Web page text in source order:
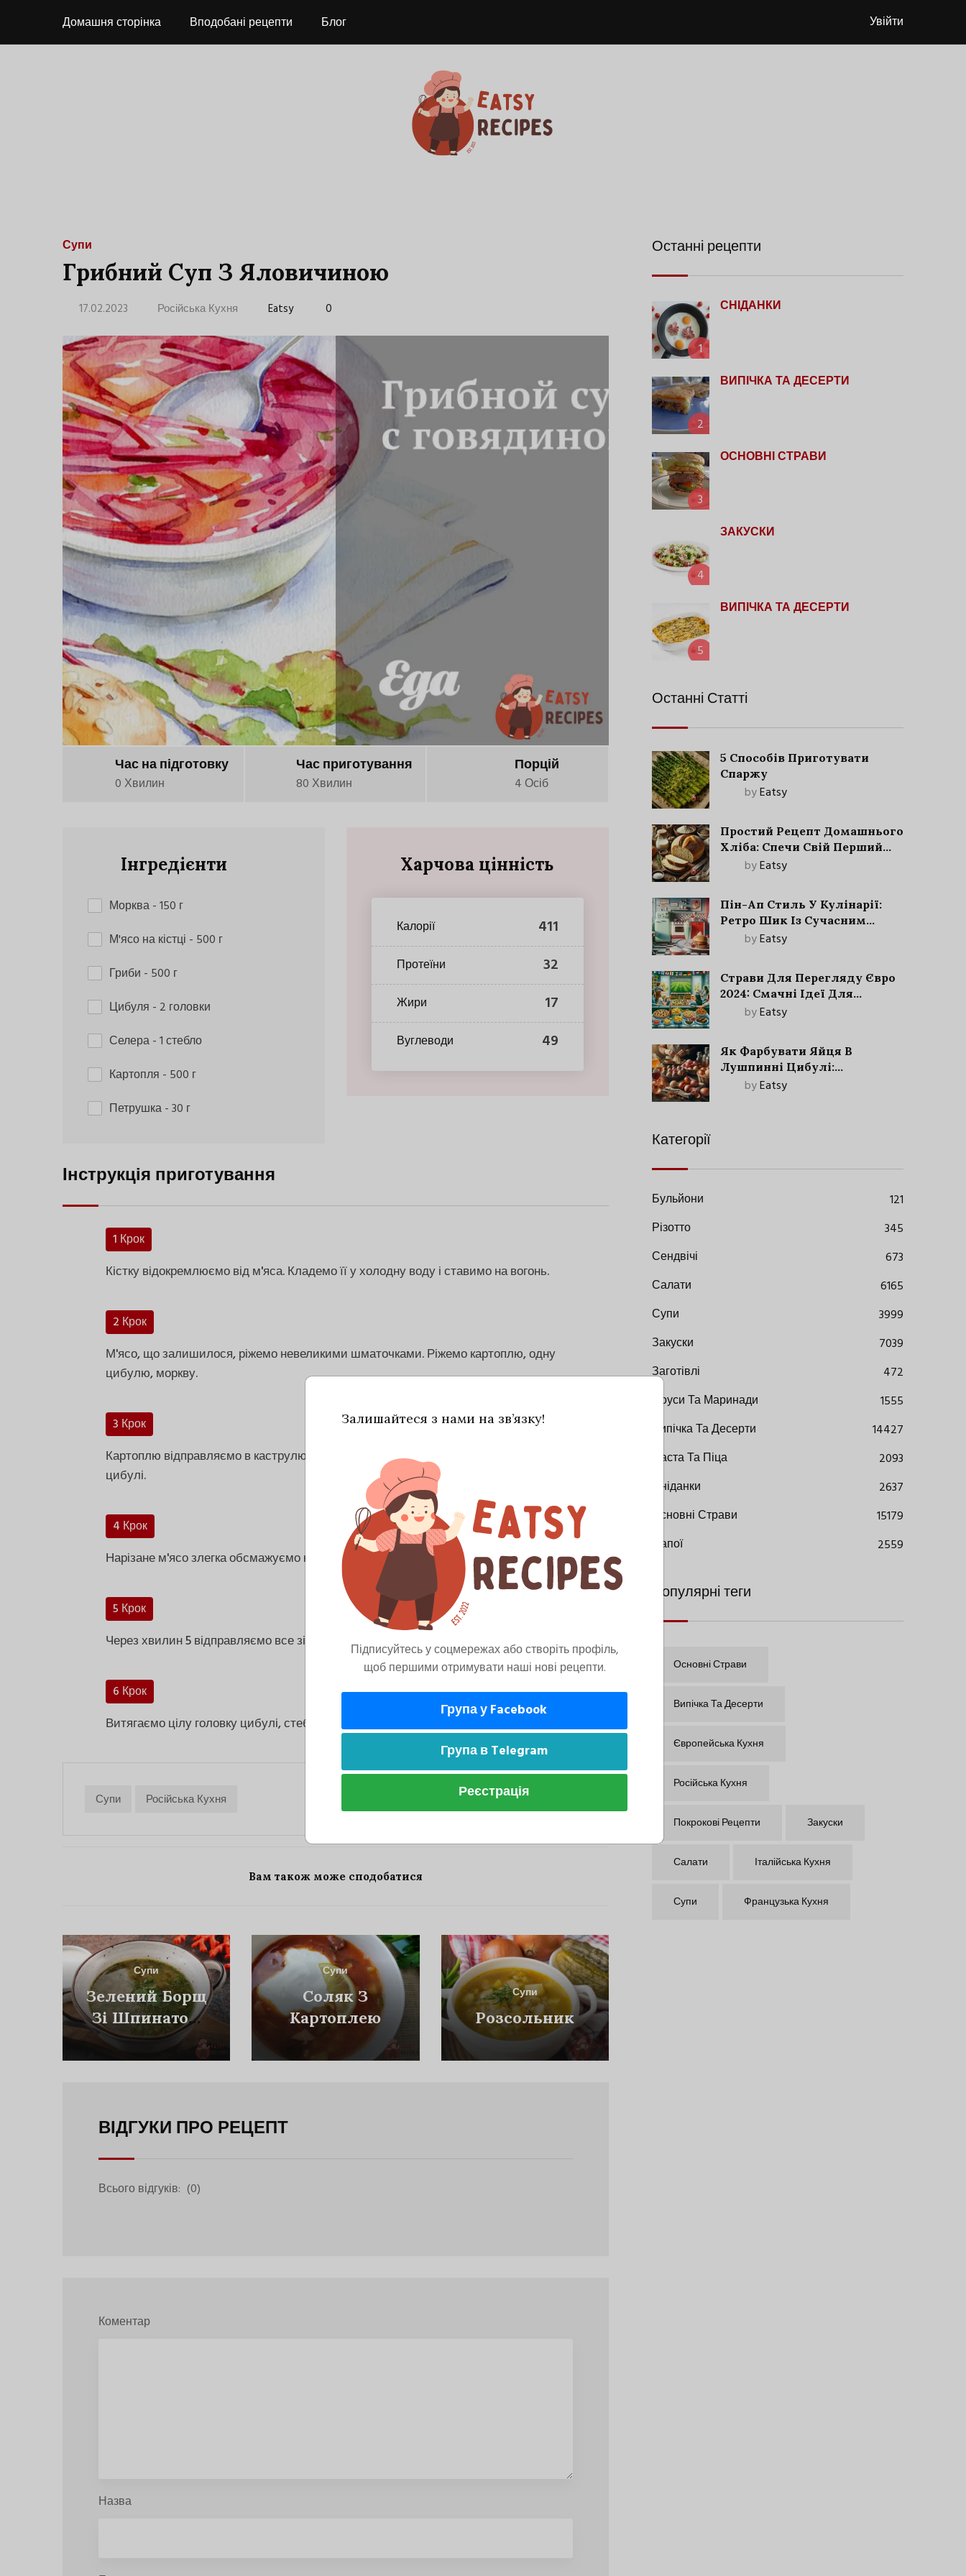
Домашня сторінка Вподобані рецепти Блог Увійти
Супи
Грибний Суп З Яловичиною
17.02.2023 Російська Кухня Eatsy 0
Час на підготовку
0 Хвилин
Час приготування
80 Хвилин
Порцій
4 Осіб
Інгредієнти
Морква- 150 г
М'ясо на кістці - 500 г
Гриби - 500 г
Цибуля - 2 головки
Селера- 1 стебло
Картопля - 500 г
Петрушка- 30 г
Харчова цінність
Калорії 411
Протеїни 32
Жири 17
Вуглеводи 49
Інструкція приготування
1 Крок
Кістку відокремлюємо від м'яса. Кладемо її у холодну воду і ставимо на вогонь.
2 Крок
М'ясо, що залишилося, ріжемо невеликими шматочками. Ріжемо картоплю, одну
цибулю, моркву.
3 Крок
Картоплю відправляємо в каструлю, туди ж кладемо стебло селери та цілу головку
цибулі.
4 Крок
Нарізане м'ясо злегка обсмажуємо на сковороді, додаємо цибулю, моркву та гриби.
5 Крок
Через хвилин 5 відправляємо все зі сковорідки до каструля. Варимо хвилин 20.
6 Крок
Витягаємо цілу головку цибулі, стебло селери, додаємо рубану петрушку.
Супи Російська Кухня
Вам також може сподобатися
Супи
Зелений Борщ
Зі Шпинатом
Та Щавлем
Супи
Соляк З
Картоплею
Супи
Розсольник
ВІДГУКИ ПРО РЕЦЕПТ
Всього відгуків: (0)
Коментар
Назва
Останні рецепти
1
СНІДАНКИ
2
ВИПІЧКА ТА ДЕСЕРТИ
3
ОСНОВНІ СТРАВИ
4
ЗАКУСКИ
5
ВИПІЧКА ТА ДЕСЕРТИ
Останні Статті
5 Способів Приготувати
Спаржу
byEatsy
Простий Рецепт Домашнього
Хліба: Спечи Свій Перший
Запашний Хліб!
byEatsy
Пін-Ап Стиль У Кулінарії:
Ретро Шик Із Сучасним
Акцентом
byEatsy
Страви Для Перегляду Євро
2024: Смачні Ідеї Для
Футбольного Свята
byEatsy
Як Фарбувати Яйця В
Лушпинні Цибулі:
Старовинний Метод З
byEatsy
Категорії
Бульйони
121
Різотто
345
Сендвічі
673
Салати
6165
Супи
3999
Закуски
7039
Заготівлі
472
Соуси Та Маринади
1555
Випічка Та Десерти
14427
Паста Та Піца
2093
Сніданки
2637
Основні Страви
15179
Напої
2559
Популярні теги
Основні Страви
Випічка Та Десерти
Європейська Кухня
Російська Кухня
Покрокові Рецепти Закуски
Салати Італійська Кухня
Супи Французька Кухня
Залишайтеся з нами на зв’язку!
Підписуйтесь у соцмережах або створіть профіль,
щоб першими отримувати наші нові рецепти.
Група у Facebook
Група в Telegram
Реєстрація